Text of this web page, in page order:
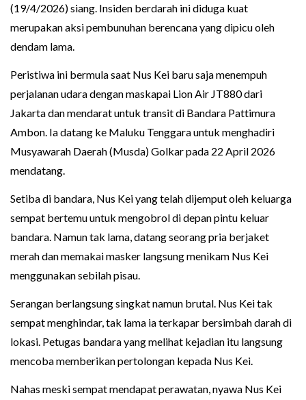
(19/4/2026) siang. Insiden berdarah ini diduga kuat
merupakan aksi pembunuhan berencana yang dipicu oleh
dendam lama.
Peristiwa ini bermula saat Nus Kei baru saja menempuh
perjalanan udara dengan maskapai Lion Air JT880 dari
Jakarta dan mendarat untuk transit di Bandara Pattimura
Ambon. Ia datang ke Maluku Tenggara untuk menghadiri
Musyawarah Daerah (Musda) Golkar pada 22 April 2026
mendatang.
Setiba di bandara, Nus Kei yang telah dijemput oleh keluarga
sempat bertemu untuk mengobrol di depan pintu keluar
bandara. Namun tak lama, datang seorang pria berjaket
merah dan memakai masker langsung menikam Nus Kei
menggunakan sebilah pisau.
Serangan berlangsung singkat namun brutal. Nus Kei tak
sempat menghindar, tak lama ia terkapar bersimbah darah di
lokasi. Petugas bandara yang melihat kejadian itu langsung
mencoba memberikan pertolongan kepada Nus Kei.
Nahas meski sempat mendapat perawatan, nyawa Nus Kei